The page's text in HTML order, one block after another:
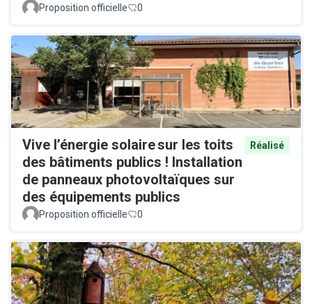
Proposition officielle 0
Vive l’énergie solaire sur les toits
des bâtiments publics ! Installation
de panneaux photovoltaïques sur
des équipements publics
Réalisé
Proposition officielle 0